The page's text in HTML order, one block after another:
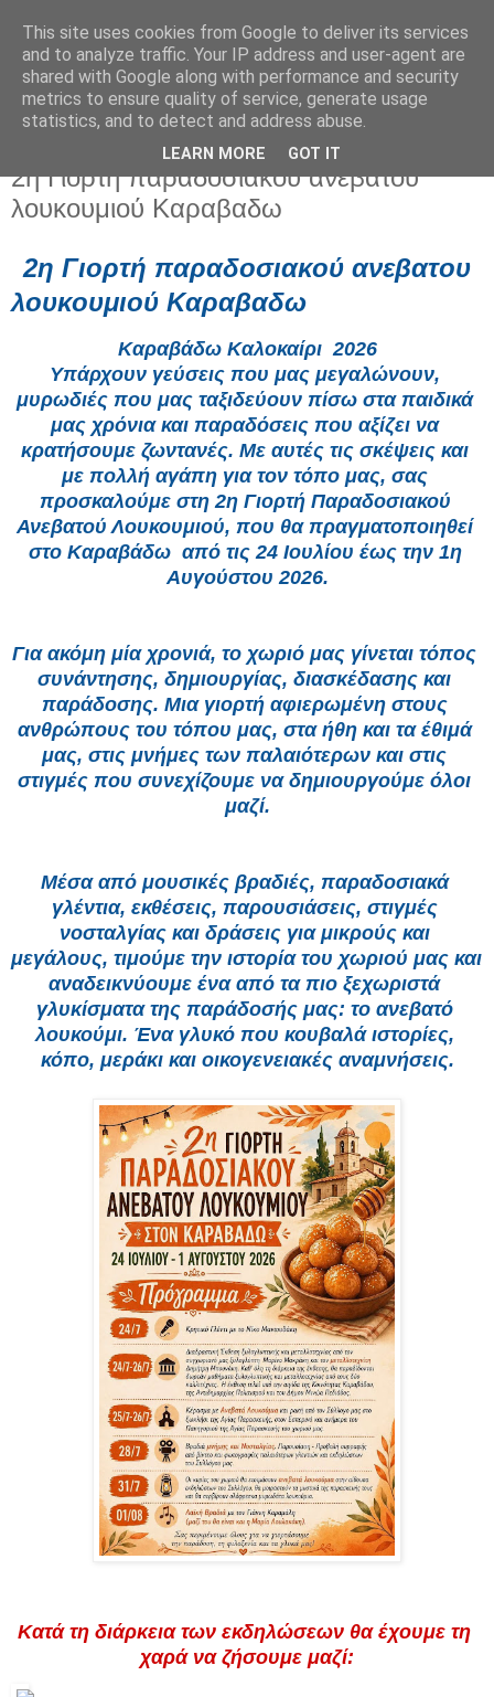
Τετάρτη 17 Ιουνίου 2026
2η Γιορτή παραδοσιακού ανεβατου
λουκουμιού Καραβαδω
2η Γιορτή παραδοσιακού ανεβατου
λουκουμιού Καραβαδω
Καραβάδω Καλοκαίρι  2026
Υπάρχουν γεύσεις που μας μεγαλώνουν,
μυρωδιές που μας ταξιδεύουν πίσω στα παιδικά
μας χρόνια και παραδόσεις που αξίζει να
κρατήσουμε ζωντανές. Με αυτές τις σκέψεις και
με πολλή αγάπη για τον τόπο μας, σας
προσκαλούμε στη 2η Γιορτή Παραδοσιακού
Ανεβατού Λουκουμιού, που θα πραγματοποιηθεί
στο Καραβάδω  από τις 24 Ιουλίου έως την 1η
Αυγούστου 2026.
Για ακόμη μία χρονιά, το χωριό μας γίνεται τόπος
συνάντησης, δημιουργίας, διασκέδασης και
παράδοσης. Μια γιορτή αφιερωμένη στους
ανθρώπους του τόπου μας, στα ήθη και τα έθιμά
μας, στις μνήμες των παλαιότερων και στις
στιγμές που συνεχίζουμε να δημιουργούμε όλοι
μαζί.
Μέσα από μουσικές βραδιές, παραδοσιακά
γλέντια, εκθέσεις, παρουσιάσεις, στιγμές
νοσταλγίας και δράσεις για μικρούς και
μεγάλους, τιμούμε την ιστορία του χωριού μας και
αναδεικνύουμε ένα από τα πιο ξεχωριστά
γλυκίσματα της παράδοσής μας: το ανεβατό
λουκούμι. Ένα γλυκό που κουβαλά ιστορίες,
κόπο, μεράκι και οικογενειακές αναμνήσεις.
Κατά τη διάρκεια των εκδηλώσεων θα έχουμε τη
χαρά να ζήσουμε μαζί:
This site uses cookies from Google to deliver its services
and to analyze traffic. Your IP address and user-agent are
shared with Google along with performance and security
metrics to ensure quality of service, generate usage
statistics, and to detect and address abuse.
LEARN MORE GOT IT